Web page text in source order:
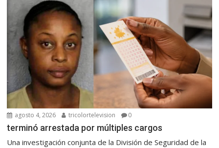
agosto 4, 2026 tricolortelevision 0
terminó arrestada por múltiples cargos
Una investigación conjunta de la División de Seguridad de la